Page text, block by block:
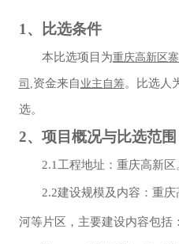
1 、比选条件
本比选项目为重庆高新区
司 ,资金来自 业主自筹。比选人
选。
2、项目概况与比选范围
2.1 工程地址：重庆高新区
2.2建设规模及内容：重
河等片区，主要建设内容包